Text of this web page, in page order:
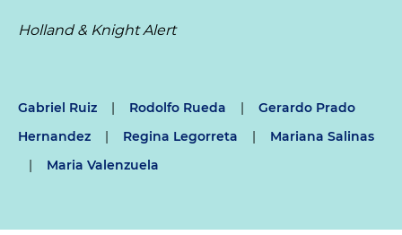
Holland & Knight Alert
Gabriel Ruiz | Rodolfo Rueda |
Gerardo Prado
Hernandez
| Regina Legorreta |
Mariana Salinas
|
Maria Valenzuela